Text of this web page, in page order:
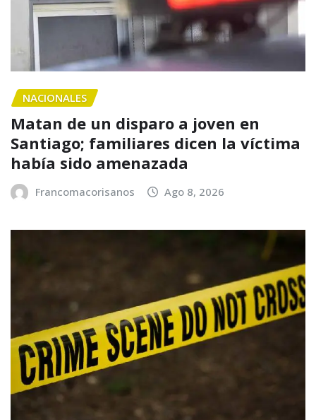
NACIONALES
Matan de un disparo a joven en
Santiago; familiares dicen la víctima
había sido amenazada
Francomacorisanos Ago 8, 2026